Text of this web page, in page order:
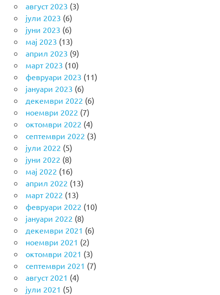
август 2023 (3)
јули 2023 (6)
јуни 2023 (6)
мај 2023 (13)
април 2023 (9)
март 2023 (10)
февруари 2023 (11)
јануари 2023 (6)
декември 2022 (6)
ноември 2022 (7)
октомври 2022 (4)
септември 2022 (3)
јули 2022 (5)
јуни 2022 (8)
мај 2022 (16)
април 2022 (13)
март 2022 (13)
февруари 2022 (10)
јануари 2022 (8)
декември 2021 (6)
ноември 2021 (2)
октомври 2021 (3)
септември 2021 (7)
август 2021 (4)
јули 2021 (5)